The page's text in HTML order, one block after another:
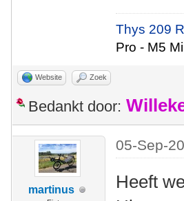
Thys 209
Pro - M5
Website Zoek
Bedankt door:
martinus
05-Sep-
Heeft